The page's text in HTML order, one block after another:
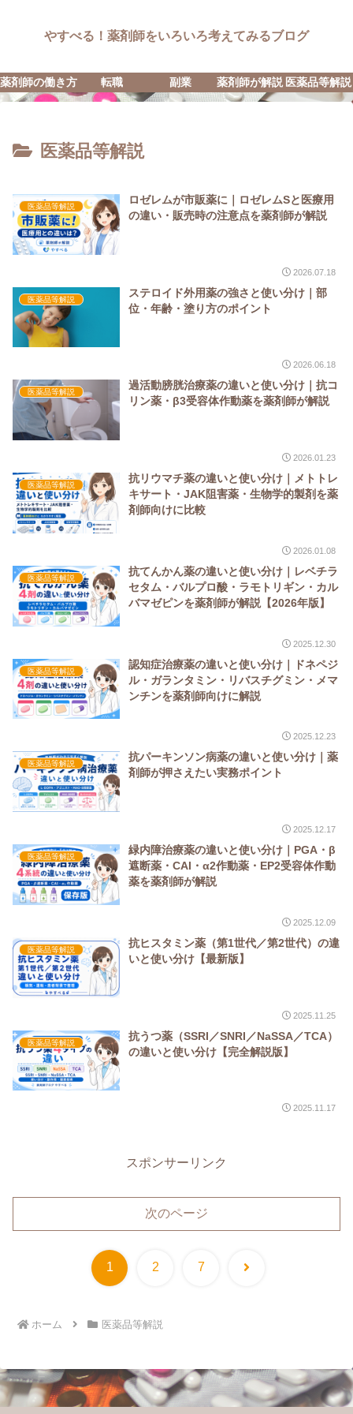
やすべる！薬剤師をいろいろ考えてみるブログ
薬剤師の働き方 転職 副業 薬剤師が解説 医薬品等解説
医薬品等解説
医薬品等解説
ロゼレムが市販薬に｜ロゼレムSと医療用
の違い・販売時の注意点を薬剤師が解説
2026.07.18
医薬品等解説
ステロイド外用薬の強さと使い分け｜部
位・年齢・塗り方のポイント
2026.06.18
医薬品等解説
過活動膀胱治療薬の違いと使い分け｜抗コ
リン薬・β3受容体作動薬を薬剤師が解説
2026.01.23
医薬品等解説
抗リウマチ薬の違いと使い分け｜メトトレ
キサート・JAK阻害薬・生物学的製剤を薬
剤師向けに比較
2026.01.08
医薬品等解説
抗てんかん薬の違いと使い分け｜レベチラ
セタム・バルプロ酸・ラモトリギン・カル
バマゼピンを薬剤師が解説【2026年版】
2025.12.30
医薬品等解説
認知症治療薬の違いと使い分け｜ドネペジ
ル・ガランタミン・リバスチグミン・メマ
ンチンを薬剤師向けに解説
2025.12.23
医薬品等解説
抗パーキンソン病薬の違いと使い分け｜薬
剤師が押さえたい実務ポイント
2025.12.17
医薬品等解説
緑内障治療薬の違いと使い分け｜PGA・β
遮断薬・CAI・α2作動薬・EP2受容体作動
薬を薬剤師が解説
2025.12.09
医薬品等解説
抗ヒスタミン薬（第1世代／第2世代）の違
いと使い分け【最新版】
2025.11.25
医薬品等解説
抗うつ薬（SSRI／SNRI／NaSSA／TCA）
の違いと使い分け【完全解説版】
2025.11.17
スポンサーリンク
次のページ
1 2 7 次
ホーム 医薬品等解説